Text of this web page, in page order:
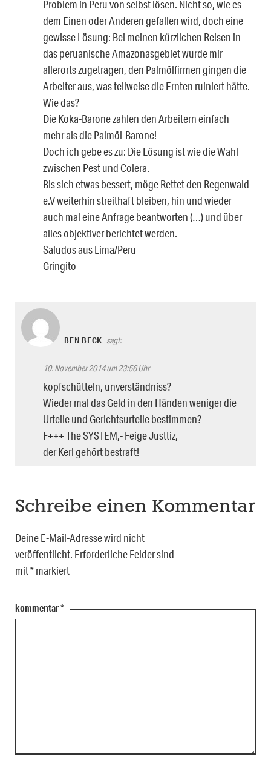
Problem in Peru von selbst lösen. Nicht so, wie es
dem Einen oder Anderen gefallen wird, doch eine
gewisse Lösung: Bei meinen kürzlichen Reisen in
das peruanische Amazonasgebiet wurde mir
allerorts zugetragen, den Palmölfirmen gingen die
Arbeiter aus, was teilweise die Ernten ruiniert hätte.
Wie das?
Die Koka-Barone zahlen den Arbeitern einfach
mehr als die Palmöl-Barone!
Doch ich gebe es zu: Die Lösung ist wie die Wahl
zwischen Pest und Colera.
Bis sich etwas bessert, möge Rettet den Regenwald
e.V weiterhin streithaft bleiben, hin und wieder
auch mal eine Anfrage beantworten (…) und über
alles objektiver berichtet werden.
Saludos aus Lima/Peru
Gringito
BEN BECK sagt:
10. November 2014 um 23:56 Uhr
kopfschütteln, unverständniss?
Wieder mal das Geld in den Händen weniger die
Urteile und Gerichtsurteile bestimmen?
F+++ The SYSTEM,- Feige Justtiz,
der Kerl gehört bestraft!
Schreibe einen Kommentar
Deine E-Mail-Adresse wird nicht
veröffentlicht. Erforderliche Felder sind
mit*markiert
kommentar*